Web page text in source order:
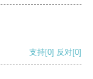
支持[0] 反对[0]